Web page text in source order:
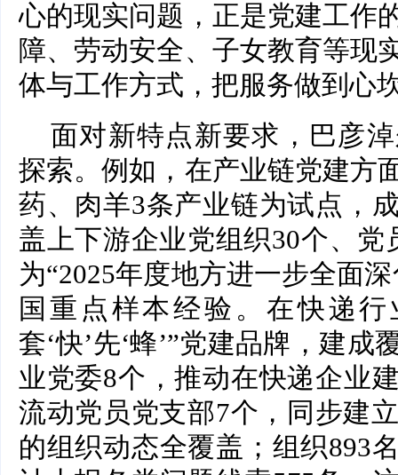
心的现实问题，正是党建工作
障、劳动安全、子女教育等现
体与工作方式，把服务做到心
面对新特点新要求，巴彦
探索。例如，在产业链党建方
药、肉羊3条产业链为试点，
盖上下游企业党组织30个、党
为“2025年度地方进一步全面
国重点样本经验。在快递
套‘快’先‘蜂’”党建品牌，建
业党委8个，推动在快递企业
流动党员党支部7个，同步建
的组织动态全覆盖；组织893